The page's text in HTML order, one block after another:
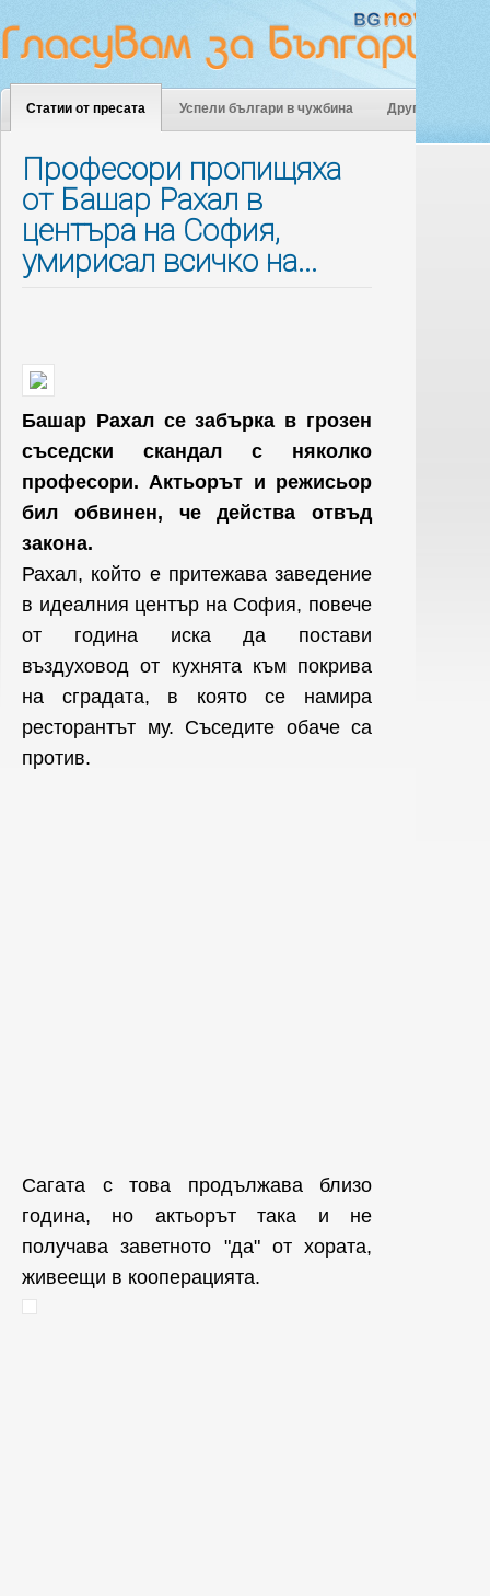
Статии от пресата Успели българи в чужбина Други
Професори пропищяха
от Башар Рахал в
центъра на София,
умирисал всичко на...
Башар Рахал се забърка в грозен
съседски скандал с няколко
професори. Актьорът и режисьор
бил обвинен, че действа отвъд
закона.
Рахал, който е притежава заведение
в идеалния център на София, повече
от година иска да постави
въздуховод от кухнята към покрива
на сградата, в която се намира
ресторантът му. Съседите обаче са
против.
Сагата с това продължава близо
година, но актьорът така и не
получава заветното "да" от хората,
живеещи в кооперацията.